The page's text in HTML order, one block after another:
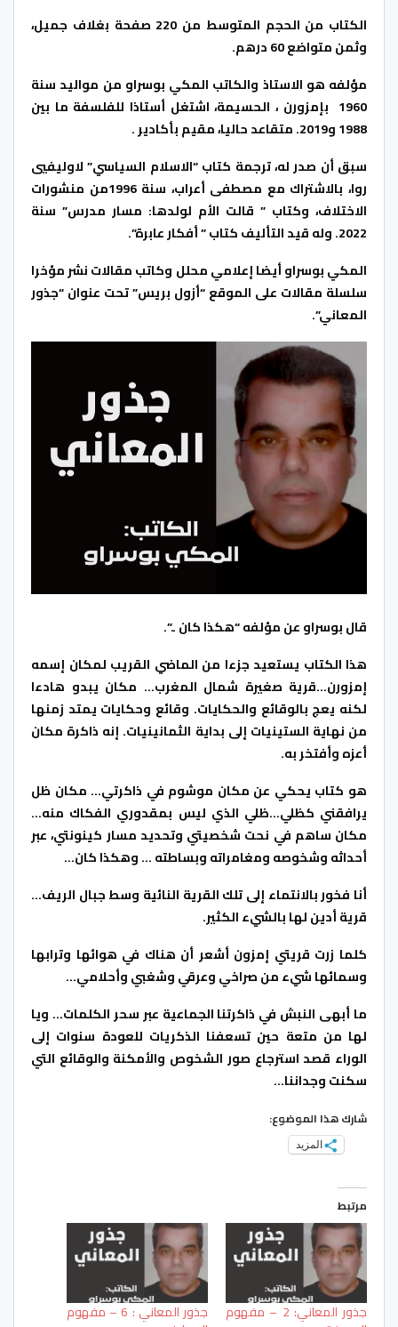
الكتاب من الحجم المتوسط من 220 صفحة بغلاف جميل،
وثمن متواضع 60 درهم.
مؤلفه هو الاستاذ والكاتب المكي بوسراو من مواليد سنة
1960 بإمزورن ، الحسيمة، اشتغل أستاذا للفلسفة ما بين
1988 و2019. متقاعد حاليا، مقيم بأكادير .
سبق أن صدر له، ترجمة كتاب “الاسلام السياسي” لاوليفيي
روا، بالاشتراك مع مصطفى أعراب، سنة 1996من منشورات
الاختلاف، وكتاب ” قالت الأم لولدها: مسار مدرس” سنة
2022. وله قيد التأليف كتاب ” أفكار عابرة”.
المكي بوسراو أيضا إعلامي محلل وكاتب مقالات نشر مؤخرا
سلسلة مقالات على الموقع “أزول بريس” تحت عنوان “جذور
المعاني”.
قال بوسراو عن مؤلفه “هكذا كان ..”.
هذا الكتاب يستعيد جزءا من الماضي القريب لمكان إسمه
إمزورن…قرية صغيرة شمال المغرب… مكان يبدو هادءا
لكنه يعج بالوقائع والحكايات. وقائع وحكايات يمتد زمنها
من نهاية الستينيات إلى بداية الثمانينيات. إنه ذاكرة مكان
أعزه وأفتخر به.
هو كتاب يحكي عن مكان موشوم في ذاكرتي… مكان ظل
يرافقني كظلي…ظلي الذي ليس بمقدوري الفكاك منه…
مكان ساهم في نحت شخصيتي وتحديد مسار كينونتي، عبر
أحداثه وشخوصه ومغامراته وبساطته … وهكذا كان…
أنا فخور بالانتماء إلى تلك القرية النائية وسط جبال الريف…
قرية أدين لها بالشيء الكثير.
كلما زرت قريتي إمزون أشعر أن هناك في هوائها وترابها
وسمائها شيء من صراخي وعرقي وشغبي وأحلامي…
ما أبهى النبش في ذاكرتنا الجماعية عبر سحر الكلمات… ويا
لها من متعة حين تسعفنا الذكريات للعودة سنوات إلى
الوراء قصد استرجاع صور الشخوص والأمكنة والوقائع التي
سكنت وجداننا…
شارك هذا الموضوع:
المزيد
مرتبط
جذور المعاني: 2 – مفهوم جذور المعاني : 6 – مفهوم